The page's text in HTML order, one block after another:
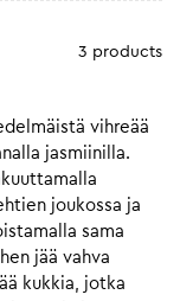
3 products
vihreää
jasmiinilla.
joukossa ja
sama
jää vahva
kukkia, jotka